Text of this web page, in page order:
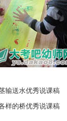
输送水优秀说课稿
样的桥优秀说课稿